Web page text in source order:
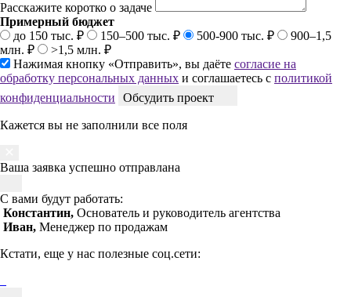
Расскажите коротко о задаче
Примерный бюджет
до 150 тыс. ₽
150–500 тыс. ₽ 500-900 тыс. ₽
900–1,5
млн. ₽
>1,5 млн. ₽
Нажимая кнопку «Отправить», вы даёте согласие на
обработку персональных данных и соглашаетесь с политикой
конфиденциальности
Обсудить проект
Кажется вы не заполнили все поля
Ваша заявка успешно отправлана
С вами будут работать:
Константин, Основатель и руководитель агентства
Иван, Менеджер по продажам
Кстати, еще у нас полезные соц.сети: